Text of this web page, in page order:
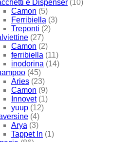
e Dispenser (10)
Camon (5)
Ferribiella (3)
Treponti (2)
(27)
Camon (2)
ferribiella (11)
inodorina (14)
(45)
Aries (23)
Camon (9)
Innovet (1)
yuup (12)
(4)
Arya (3)
Tappet In (1)